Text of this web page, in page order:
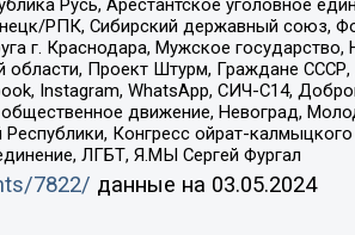
Русь, Арестантское уголовное
РПК, Сибирский державный
г. Краснодара, Мужское
Проект Штурм, Граждане
Instagram, WhatsApp, СИЧ-С14,
общественное движение, Невоград,
Конгресс ойрат-
ЛГБТ, Я.МЫ Сергей Фургал
7822/ данные на 03.05.2024